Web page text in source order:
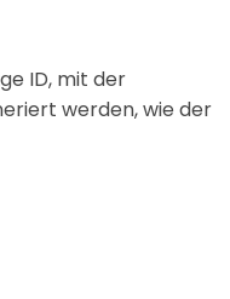
ID, mit der
werden, wie der